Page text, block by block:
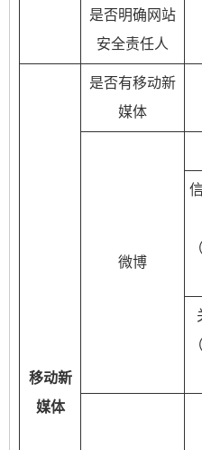
是否明确网站
安全责任人
移动新
媒体
是否有移动新
媒体
微博